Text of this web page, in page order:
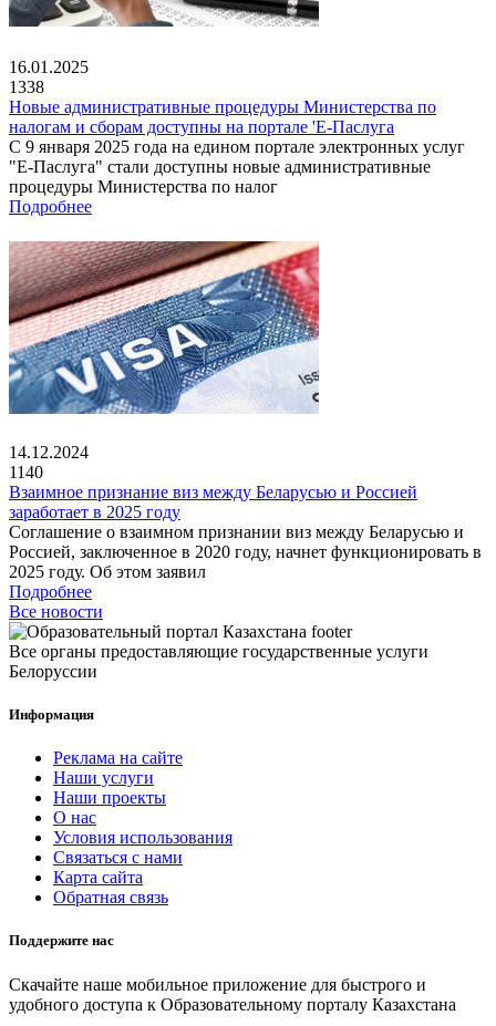
16.01.2025
1338
Новые административные процедуры Министерства по
налогам и сборам доступны на портале 'Е-Паслуга
С 9 января 2025 года на едином портале электронных услуг
"Е-Паслуга" стали доступны новые административные
процедуры Министерства по налог
Подробнее
14.12.2024
1140
Взаимное признание виз между Беларусью и Россией
заработает в 2025 году
Соглашение о взаимном признании виз между Беларусью и
Россией, заключенное в 2020 году, начнет функционировать в
2025 году. Об этом заявил
Подробнее
Все новости
Все органы предоставляющие государственные услуги
Белоруссии
Информация
Реклама на сайте
Наши услуги
Наши проекты
О нас
Условия использования
Связаться с нами
Карта сайта
Обратная связь
Поддержите нас
Скачайте наше мобильное приложение для быстрого и
удобного доступа к Образовательному порталу Казахстана